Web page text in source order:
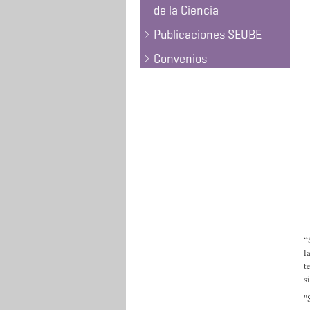
de la Ciencia
Publicaciones SEUBE
Convenios